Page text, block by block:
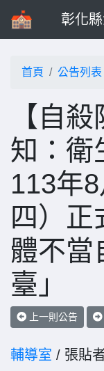
彰化
首頁 公告列表
【自
知：衛
113年
四）正
體不當
臺」
上一則公告
輔導室 / 張貼